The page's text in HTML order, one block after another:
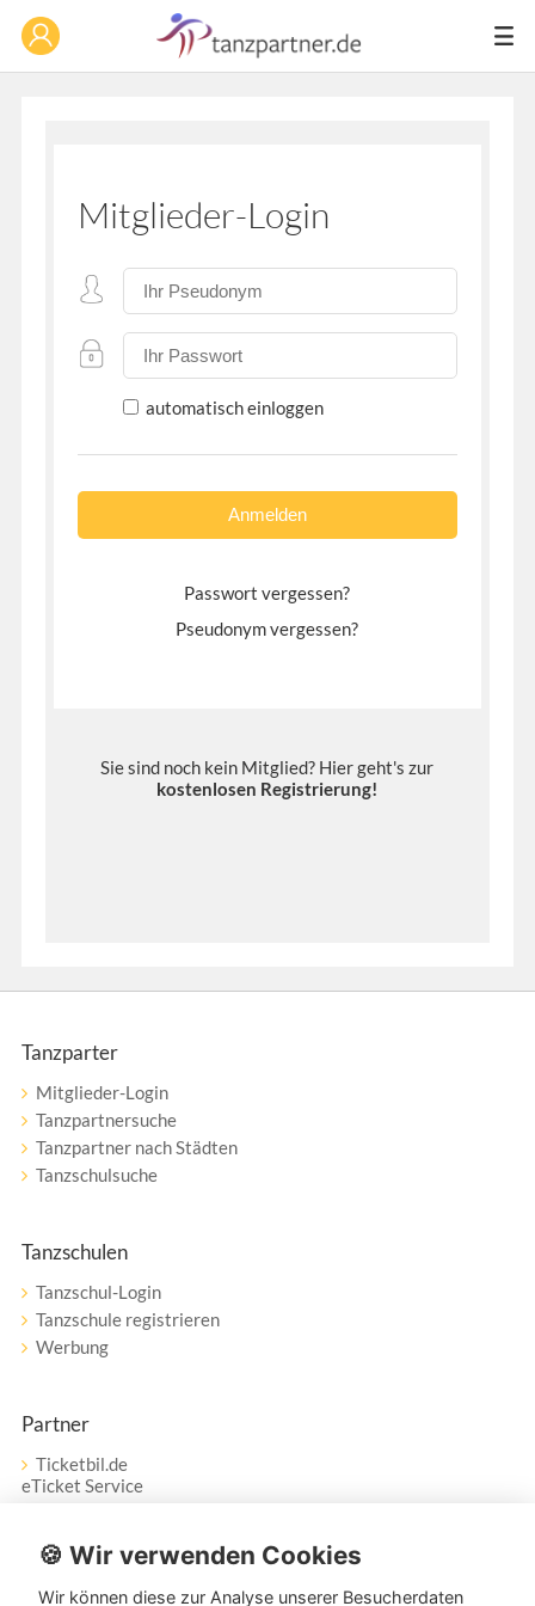
Mitglieder-Login
automatisch einloggen
Passwort vergessen?
Pseudonym vergessen?
Sie sind noch kein Mitglied? Hier geht's zur
kostenlosen Registrierung!
Tanzparter
Mitglieder-Login
Tanzpartnersuche
Tanzpartner nach Städten
Tanzschulsuche
Tanzschulen
Tanzschul-Login
Tanzschule registrieren
Werbung
Partner
Ticketbil.de
eTicket Service
Vertrag widerrufen
🍪 Wir verwenden Cookies
Wir können diese zur Analyse unserer Besucherdaten